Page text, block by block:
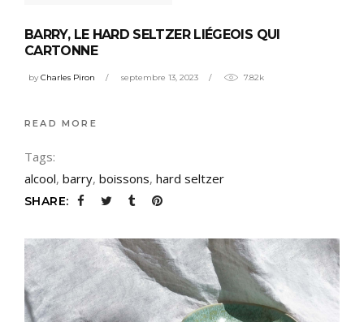
BARRY, LE HARD SELTZER LIÉGEOIS QUI
CARTONNE
byCharles Piron septembre 13, 2023 7.82k
READ MORE
Tags:
alcool, barry, boissons, hard seltzer
SHARE: